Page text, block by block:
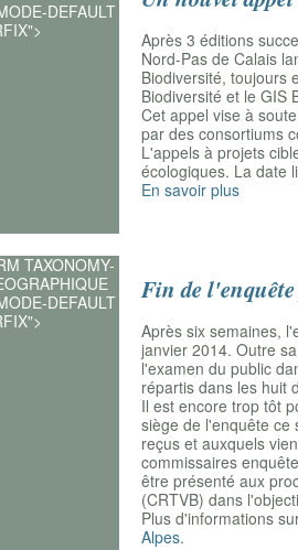
DEFAULT
Après 3 éditions
Nord-Pas de Calais
Biodiversité, toujours
Biodiversité et le GIS
Cet appel vise à
par des consortiums
L'appels à projets
écologiques. La date
En savoir plus
TAXONOMY-
DEFAULT
Fin de
Après six semaines,
janvier 2014. Outre
l'examen du public
répartis dans les huit
Il est encore trop tôt
siège de l'enquête ce
reçus et auxquels
commissaires
être présenté aux
(CRTVB) dans
Plus d'informations
Alpes.